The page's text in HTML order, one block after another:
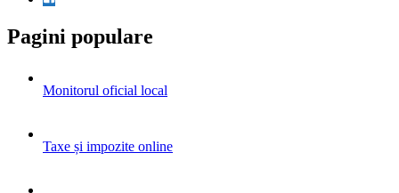
Pagini populare
Monitorul oficial local
Taxe și impozite online